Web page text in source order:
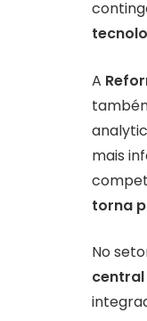
A
mais
torna
No
central